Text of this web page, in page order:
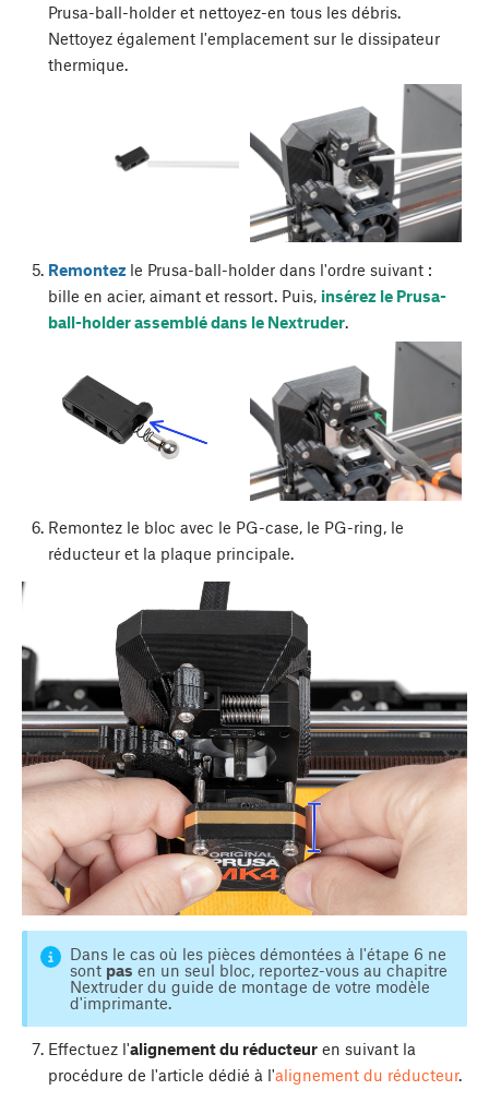
Prusa-ball-holder et nettoyez-en tous les débris.
Nettoyez également l'emplacement sur le dissipateur
thermique.
Remontez le Prusa-ball-holder dans l'ordre suivant :
bille en acier, aimant et ressort. Puis, insérez le Prusa-
ball-holder assemblé dans le Nextruder.
Remontez le bloc avec le PG-case, le PG-ring, le
réducteur et la plaque principale.
Dans le cas où les pièces démontées à l'étape 6 ne
sont pas en un seul bloc, reportez-vous au chapitre
Nextruder du guide de montage de votre modèle
d'imprimante.
Effectuez l'alignement du réducteuren suivant la
procédure de l'article dédié à l'alignement du réducteur.